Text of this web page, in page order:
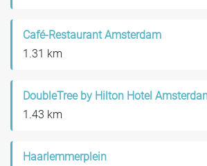
Café-Restaurant Amsterdam
1.31 km
DoubleTree by Hilton Hotel
1.43 km
Haarlemmerplein